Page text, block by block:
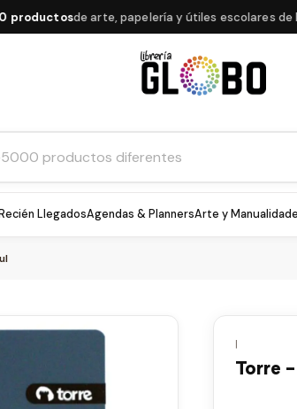
de arte, papelería y útiles escolares de las
Recién LlegadosAgendas & PlannersArte y
|
Torre